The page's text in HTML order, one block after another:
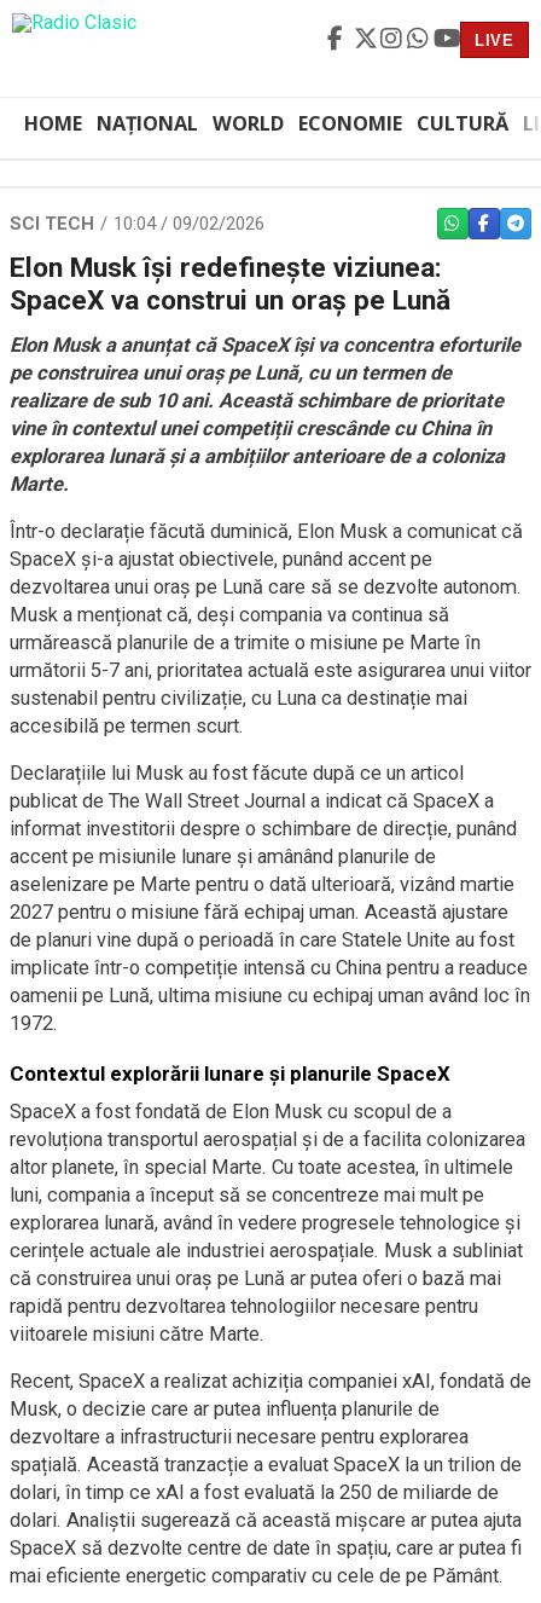
LIVE
HOME NAȚIONAL WORLD ECONOMIE CULTURĂ
SCI TECH 10:04 / 09/02/2026 WHATSAPP
Elon Musk își redefinește viziunea:
SpaceX va construi un oraș pe Lună
Elon Musk a anunțat că SpaceX își va concentra eforturile
pe construirea unui oraș pe Lună, cu un termen de
realizare de sub 10 ani. Această schimbare de prioritate
vine în contextul unei competiții crescânde cu China în
explorarea lunară și a ambițiilor anterioare de a coloniza
Marte.
Într-o declarație făcută duminică, Elon Musk a comunicat că
SpaceX și-a ajustat obiectivele, punând accent pe
dezvoltarea unui oraș pe Lună care să se dezvolte autonom.
Musk a menționat că, deși compania va continua să
urmărească planurile de a trimite o misiune pe Marte în
următorii 5-7 ani, prioritatea actuală este asigurarea unui viitor
sustenabil pentru civilizație, cu Luna ca destinație mai
accesibilă pe termen scurt.
Declarațiile lui Musk au fost făcute după ce un articol
publicat de The Wall Street Journal a indicat că SpaceX a
informat investitorii despre o schimbare de direcție, punând
accent pe misiunile lunare și amânând planurile de
aselenizare pe Marte pentru o dată ulterioară, vizând martie
2027 pentru o misiune fără echipaj uman. Această ajustare
de planuri vine după o perioadă în care Statele Unite au fost
implicate într-o competiție intensă cu China pentru a readuce
oamenii pe Lună, ultima misiune cu echipaj uman având loc în
1972.
Contextul explorării lunare și planurile SpaceX
SpaceX a fost fondată de Elon Musk cu scopul de a
revoluționa transportul aerospațial și de a facilita colonizarea
altor planete, în special Marte. Cu toate acestea, în ultimele
luni, compania a început să se concentreze mai mult pe
explorarea lunară, având în vedere progresele tehnologice și
cerințele actuale ale industriei aerospațiale. Musk a subliniat
că construirea unui oraș pe Lună ar putea oferi o bază mai
rapidă pentru dezvoltarea tehnologiilor necesare pentru
viitoarele misiuni către Marte.
Recent, SpaceX a realizat achiziția companiei xAI, fondată de
Musk, o decizie care ar putea influența planurile de
dezvoltare a infrastructurii necesare pentru explorarea
spațială. Această tranzacție a evaluat SpaceX la un trilion de
dolari, în timp ce xAI a fost evaluată la 250 de miliarde de
dolari. Analiștii sugerează că această mișcare ar putea ajuta
SpaceX să dezvolte centre de date în spațiu, care ar putea fi
mai eficiente energetic comparativ cu cele de pe Pământ.